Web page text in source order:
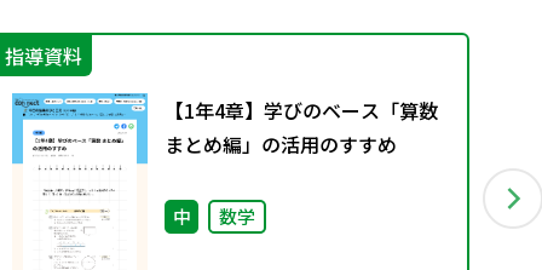
指導資料
【1年4章】学びのベース「算数
まとめ編」の活用のすすめ
中 数学